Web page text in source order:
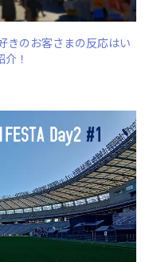
きのお客さまの反応はい
！